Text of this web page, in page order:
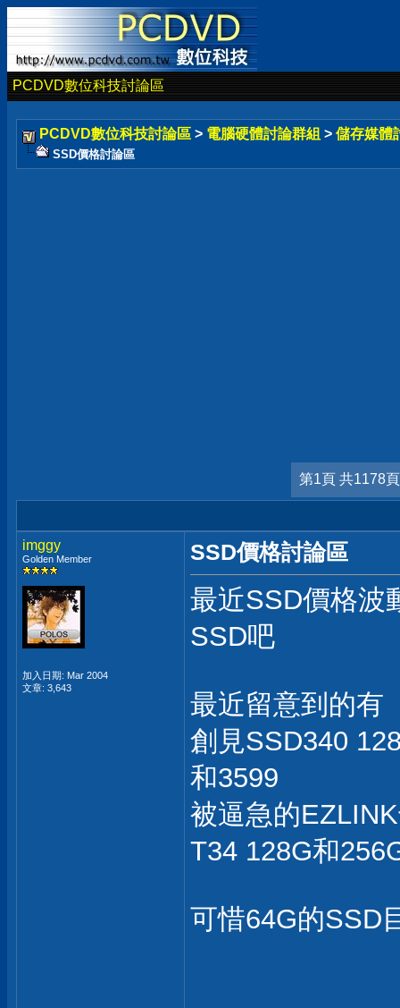
PCDVD數位科技討論區
PCDVD數位科技討論區 > 電腦硬體討論群組 > 儲存媒體
SSD價格討論區
第1頁 共1178頁
imggy
Golden Member
加入日期: Mar 2004
文章: 3,643
SSD價格討論區
最近SSD價格波
SSD吧
最近留意到的有
創見SSD340
和3599
被逼急的
T34 128G和
可惜64G的SSD